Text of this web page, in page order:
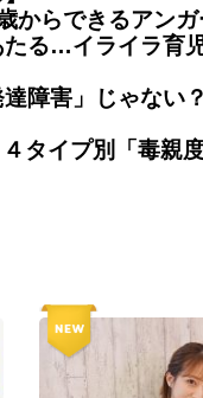
からできるアンガ
る…イライラ育
達障害」じゃな
タイプ別「毒親